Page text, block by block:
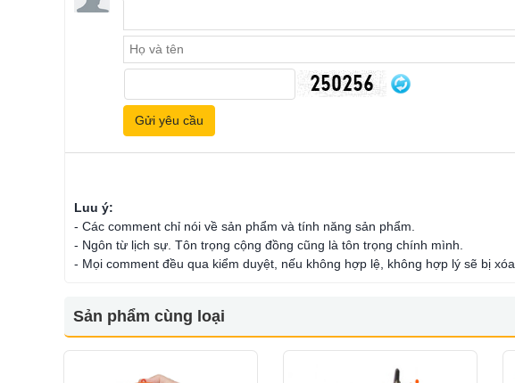
Luu ý:
- Các comment chỉ nói về sản phẩm và tính năng sản phẩm.
- Ngôn từ lịch sự. Tôn trọng cộng đồng cũng là tôn trọng chính mình.
- Mọi comment đều qua kiểm duyệt, nếu không hợp lệ, không hợp lý sẽ bị xóa.
Sản phẩm cùng loại